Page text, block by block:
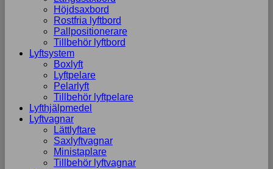
Höjdsaxbord
Rostfria lyftbord
Pallpositionerare
Tillbehör lyftbord
Lyftsystem
Boxlyft
Lyftpelare
Pelarlyft
Tillbehör lyftpelare
Lyfthjälpmedel
Lyftvagnar
Lättlyftare
Saxlyftvagnar
Ministaplare
Tillbehör lyftvagnar